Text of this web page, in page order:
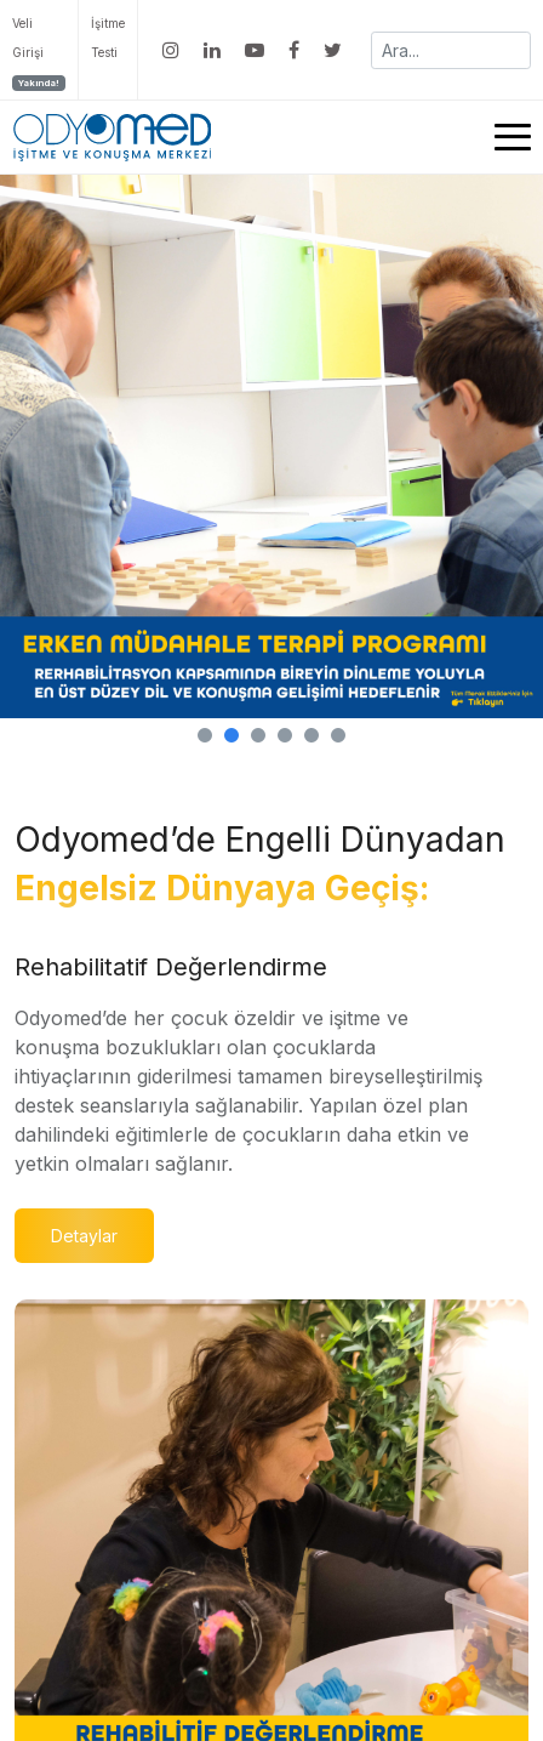
Veli
Girişi
Yakında!
İşitme
Testi
Odyomed’de Engelli Dünyadan
Engelsiz Dünyaya Geçiş:
Rehabilitatif Değerlendirme
Odyomed’de her çocuk özeldir ve işitme ve
konuşma bozuklukları olan çocuklarda
ihtiyaçlarının giderilmesi tamamen bireyselleştirilmiş
destek seanslarıyla sağlanabilir. Yapılan özel plan
dahilindeki eğitimlerle de çocukların daha etkin ve
yetkin olmaları sağlanır.
Detaylar